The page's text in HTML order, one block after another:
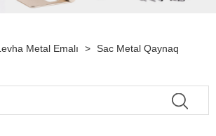
Metal Emalı > Sac Metal Qaynaq